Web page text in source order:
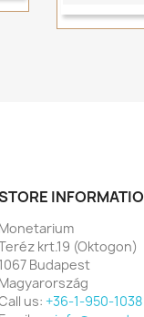
Monetarium
krt.19 (Oktogon)
1067 Budapest
Magyarország
us: +36-1-950-1038